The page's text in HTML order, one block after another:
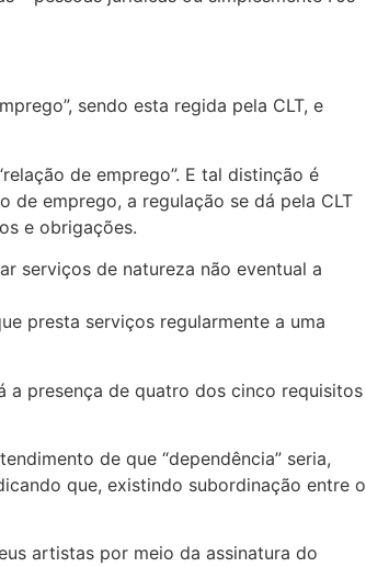
sendo esta regida pela CLT, e
de emprego”. E tal distinção é
de emprego, a regulação se dá pela CLT
e obrigações.
serviços de natureza não eventual a
presta serviços regularmente a uma
a presença de quatro dos cinco requisitos
de que “dependência” seria,
que, existindo subordinação entre o
artistas por meio da assinatura do